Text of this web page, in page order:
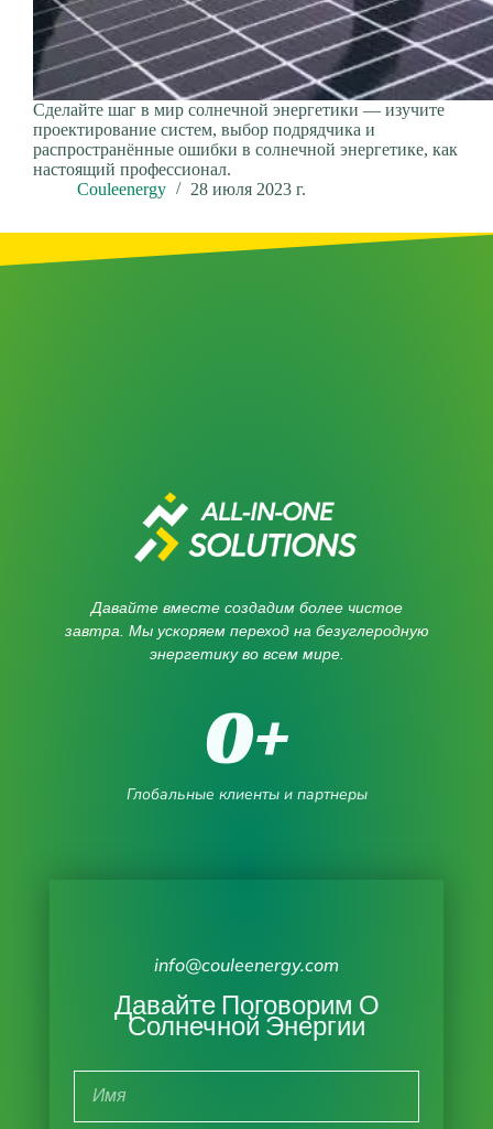
Сделайте шаг в мир солнечной энергетики — изучите
проектирование систем, выбор подрядчика и
распространённые ошибки в солнечной энергетике, как
настоящий профессионал.
Couleenergy
28 июля 2023 г.
Давайте вместе создадим более чистое
завтра. Мы ускоряем переход на безуглеродную
энергетику во всем мире.
Глобальные клиенты и партнеры
0+
info@couleenergy.com
Давайте Поговорим О
Солнечной Энергии